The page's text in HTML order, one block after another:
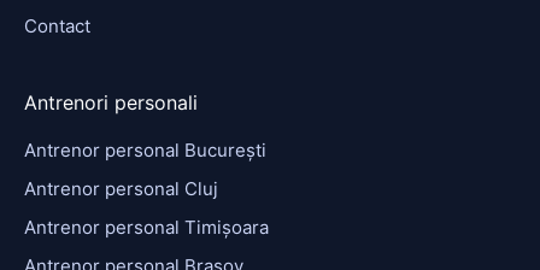
Contact
Antrenori personali
Antrenor personal București
Antrenor personal Cluj
Antrenor personal Timișoara
Antrenor personal Brașov